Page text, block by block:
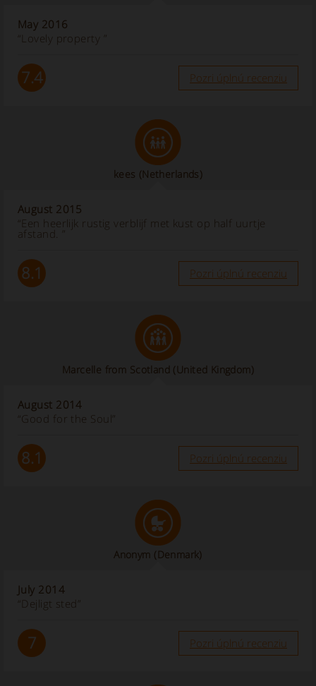
May 2016
“Lovely property ”
7.4 Pozri úplnú recenziu
kees (Netherlands)
August 2015
“Een heerlijk rustig verblijf met kust op half uurtje
afstand. ”
8.1 Pozri úplnú recenziu
Marcelle from Scotland (United Kingdom)
August 2014
“Good for the Soul”
8.1 Pozri úplnú recenziu
Anonym (Denmark)
July 2014
“Dejligt sted”
7 Pozri úplnú recenziu